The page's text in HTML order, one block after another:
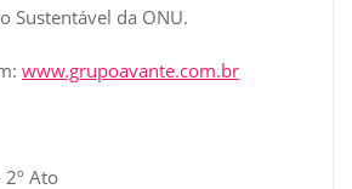
Sustentável da ONU.
www.grupoavante.com.br
Ato